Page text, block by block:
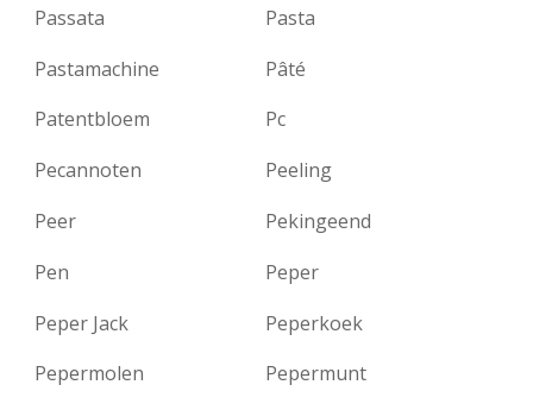
Passata
Pasta
Pastamachine
Pâté
Patentbloem
Pc
Pecannoten
Peeling
Peer
Pekingeend
Pen
Peper
Peper Jack
Peperkoek
Pepermolen
Pepermunt